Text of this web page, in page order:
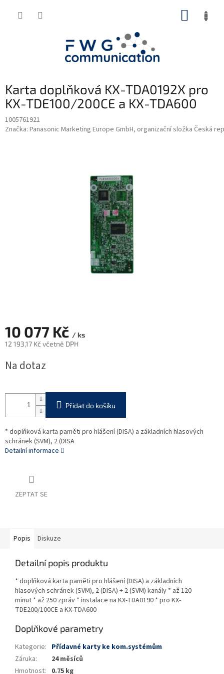
Karta doplňková KX-TDA0192X pro
KX-TDE100/200CE a KX-TDA600
1005761921
Značka: Panasonic Marketing Europe GmbH, organizační složka Česká
10 077 Kč / ks
12 193,17 Kč včetně DPH
cena:
Na dotaz
Přidat do košíku
* doplňková karta paměti pro hlášení (DISA) a základních hlasových
schránek (SVM), 2 (DISA
Detailní informace
ZEPTAT SE
Popis Diskuze
Detailní popis produktu
* doplňková karta paměti pro hlášení (DISA) a základních
hlasových schránek (SVM), 2 (DISA) + 2 (SVM) kanály * až 120
minut * až 250 zpráv * instalace na KX-TDA0190 * pro KX-
TDE200/100CE a KX-TDA600
Doplňkové parametry
Kategorie: Přídavné karty ke kom.systémům
Záruka:
24 měsíců
Hmotnost: 0.75 kg